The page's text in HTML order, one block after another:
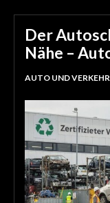
Der
Nähe –
AUTO UND VERKEHR